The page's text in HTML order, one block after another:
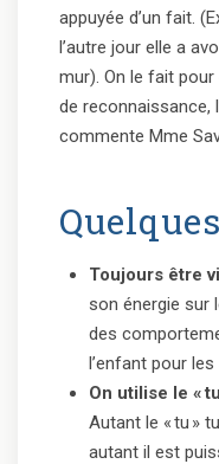
appuyée d’un fait.
l’autre jour elle a
mur). On le fait pour
de reconnaissance,
commente Mme
Toujours être
son énergie sur
des
l’enfant pour les
On utilise le «
Autant le « tu »
autant il est